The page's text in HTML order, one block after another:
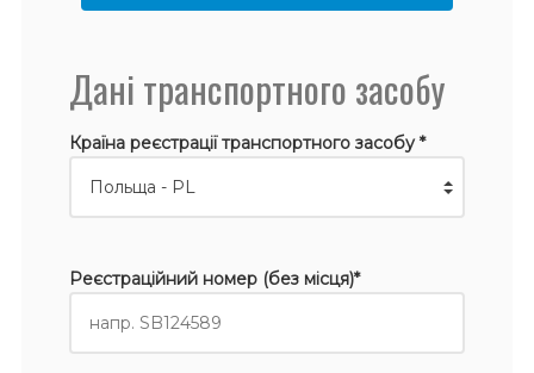
Дані транспортного засобу
Країна реєстрації транспортного засобу *
Реєстраційний номер (без місця)*